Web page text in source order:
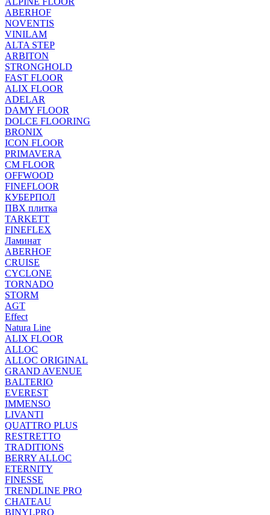
ABERHOF
NOVENTIS
VINILAM
ALTA STEP
ARBITON
STRONGHOLD
FAST FLOOR
ALIX FLOOR
ADELAR
DAMY FLOOR
DOLCE FLOORING
BRONIX
ICON FLOOR
PRIMAVERA
CM FLOOR
OFFWOOD
FINEFLOOR
КУБЕРПОЛ
ПВХ плитка
TARKETT
FINEFLEX
Ламинат
ABERHOF
CRUISE
CYCLONE
TORNADO
STORM
AGT
Effect
Natura Line
ALIX FLOOR
ALLOC
ALLOC ORIGINAL
GRAND AVENUE
BALTERIO
EVEREST
IMMENSO
LIVANTI
QUATTRO PLUS
RESTRETTO
TRADITIONS
BERRY ALLOC
ETERNITY
FINESSE
TRENDLINE PRO
CHATEAU
BINYLPRO